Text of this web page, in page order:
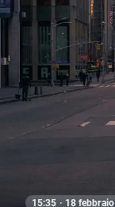
15:35 · 18